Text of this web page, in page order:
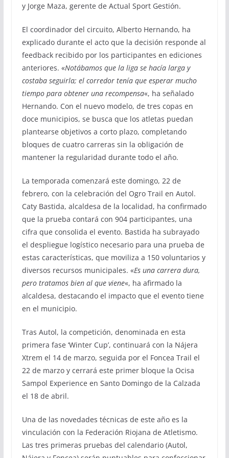
y Jorge Maza, gerente de Actual Sport Gestión.
El coordinador del circuito, Alberto Hernando, ha
explicado durante el acto que la decisión responde al
feedback recibido por los participantes en ediciones
anteriores. «Notábamos que la liga se hacía larga y
costaba seguirla; el corredor tenía que esperar mucho
tiempo para obtener una recompensa«, ha señalado
Hernando. Con el nuevo modelo, de tres copas en
doce municipios, se busca que los atletas puedan
plantearse objetivos a corto plazo, completando
bloques de cuatro carreras sin la obligación de
mantener la regularidad durante todo el año.
La temporada comenzará este domingo, 22 de
febrero, con la celebración del Ogro Trail en Autol.
Caty Bastida, alcaldesa de la localidad, ha confirmado
que la prueba contará con 904 participantes, una
cifra que consolida el evento. Bastida ha subrayado
el despliegue logístico necesario para una prueba de
estas características, que moviliza a 150 voluntarios y
diversos recursos municipales. «Es una carrera dura,
pero tratamos bien al que viene«, ha afirmado la
alcaldesa, destacando el impacto que el evento tiene
en el municipio.
Tras Autol, la competición, denominada en esta
primera fase ‘Winter Cup’, continuará con la Nájera
Xtrem el 14 de marzo, seguida por el Foncea Trail el
22 de marzo y cerrará este primer bloque la Ocisa
Sampol Experience en Santo Domingo de la Calzada
el 18 de abril.
Una de las novedades técnicas de este año es la
vinculación con la Federación Riojana de Atletismo.
Las tres primeras pruebas del calendario (Autol,